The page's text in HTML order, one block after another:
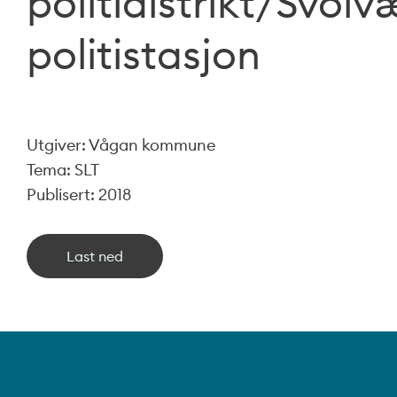
politistasjon
Utgiver: Vågan kommune
Tema: SLT
Publisert: 2018
Last ned